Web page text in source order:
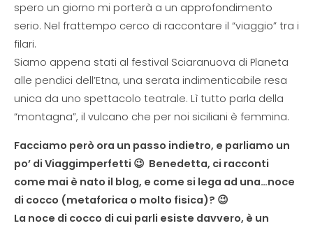
spero un giorno mi porterà a un approfondimento
serio. Nel frattempo cerco di raccontare il “viaggio” tra i
filari.
Siamo appena stati al festival Sciaranuova di Planeta
alle pendici dell’Etna, una serata indimenticabile resa
unica da uno spettacolo teatrale. Lì tutto parla della
“montagna”, il vulcano che per noi siciliani è femmina.
Facciamo però ora un passo indietro, e parliamo un
po’ di Viaggimperfetti 😉 Benedetta, ci racconti
come mai è nato il blog, e come si lega ad una…noce
di cocco (metaforica o molto fisica)? 😉
La noce di cocco di cui parli esiste davvero, è un